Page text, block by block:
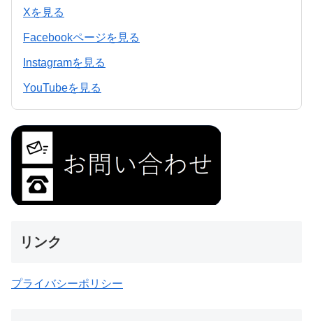
Xを見る
Facebookページを見る
Instagramを見る
YouTubeを見る
リンク
プライバシーポリシー